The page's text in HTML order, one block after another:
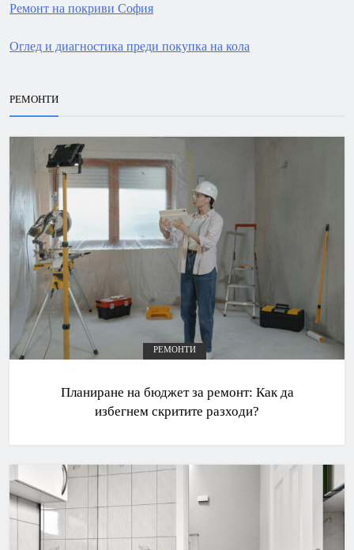
Ремонт на покриви София
Оглед и диагностика преди покупка на кола
РЕМОНТИ
РЕМОНТИ
Планиране на бюджет за ремонт: Как да
избегнем скритите разходи?